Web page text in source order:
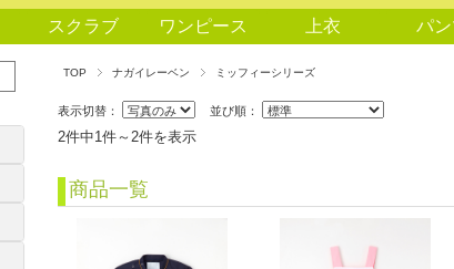
スクラブ ワンピース 上衣 パ
TOP ナガイレーベン ミッフィーシリーズ
表示切替： 並び順：
2件中1件～2件を表示
商品一覧